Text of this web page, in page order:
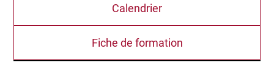
Calendrier
Fiche de formation